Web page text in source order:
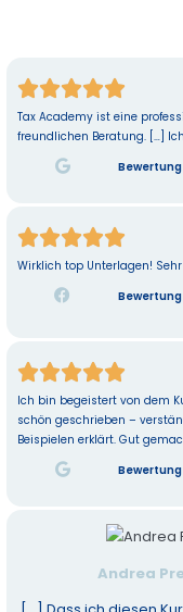

Tax Academy ist eine
freundlichen Beratung. […]

Wirklich top Unterlagen!

Ich bin begeistert von dem
schön geschrieben –
Beispielen erklärt. Gut
Andrea